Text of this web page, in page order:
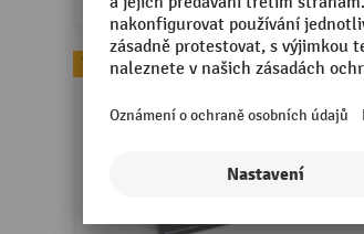
Topseller